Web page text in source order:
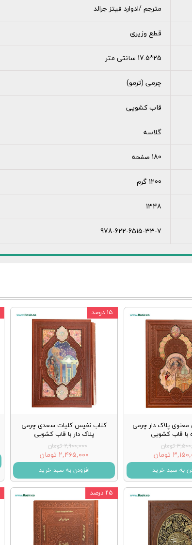
مترجم /ادوارد فیتز جرالد
قطع وزیری
25*17.5 سانتی متر
چرمی (ترمو)
قاب کشویی
گلاسه
180 صفحه
1200 گرم
1348
978-622-6515-33-7
پلاک دار چرمی
با قاب کشویی
تومان
تومان
به سبد خرید
کتاب نفیس کلیات سعدی چرمی
پلاک دار با قاب کشویی
۲,۹۰۰,۰۰۰ تومان
۲,۴۶۵,۰۰۰ تومان
افزودن به سبد خرید
۱۵ درصد
۲۵ درصد